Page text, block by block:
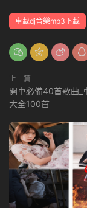
車載dj音樂mp3下載
上一篇
開車必備40首歌曲_
大全100首